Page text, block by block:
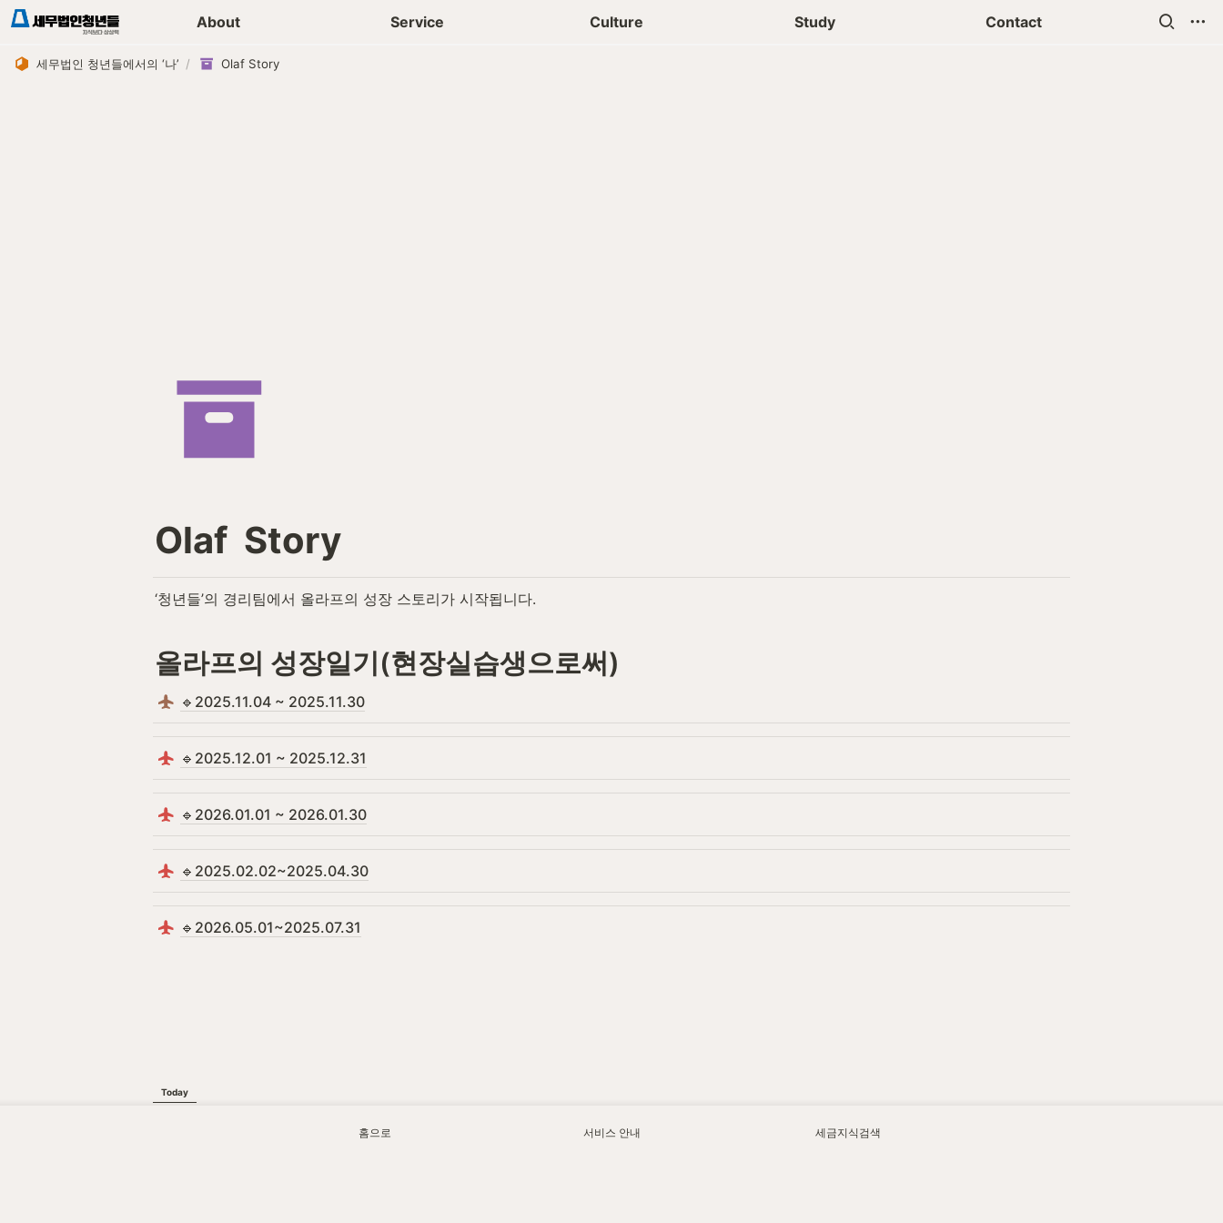
About Service Culture Study Contact
세무법인 청년들에서의 ‘나’ / Olaf Story
세무가이드 콘텐츠 기장상담신청 청년들 일상
Olaf
  Story
‘청년들’의 경리팀에서 올라프의 성장 스토리가 시작됩니다.
올라프의 성장일기(현장실습생으로써)
🔹2025.11.04 ~ 2025.11.30
🔹2025.12.01 ~ 2025.12.31
🔹2026.01.01 ~ 2026.01.30
🔹2025.02.02~2025.04.30
🔹2026.05.01~2025.07.31
Today
홈으로 서비스 안내 세금지식검색